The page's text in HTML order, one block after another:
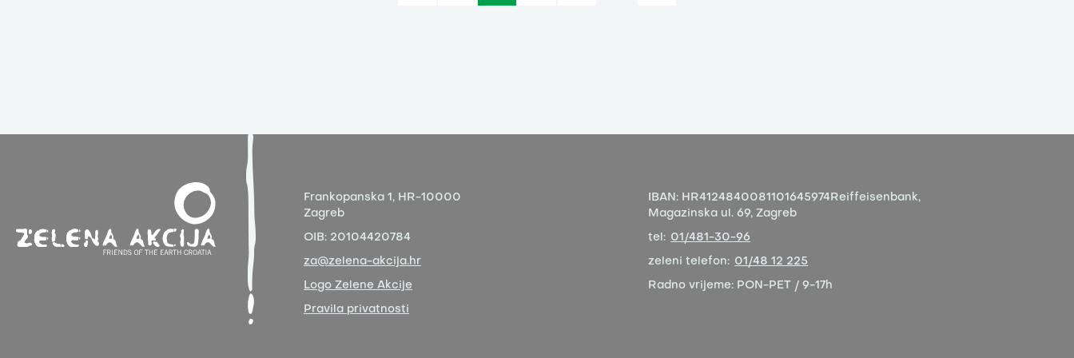
Frankopanska 1, HR-10000
Zagreb
OIB: 20104420784
za@zelena-akcija.hr
Logo Zelene Akcije
Pravila privatnosti
IBAN: HR4124840081101645974 Reiffeisenbank,
Magazinska ul. 69, Zagreb
tel: 01/481-30-96
zeleni telefon: 01/48 12 225
Radno vrijeme: PON-PET / 9-17h